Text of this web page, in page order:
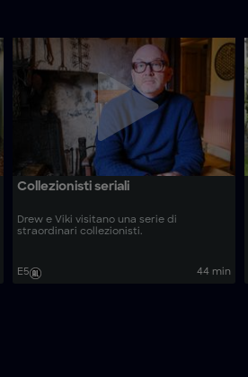
Collezionisti seriali
Drew e Viki visitano una serie di
straordinari collezionisti.
E5 44 min